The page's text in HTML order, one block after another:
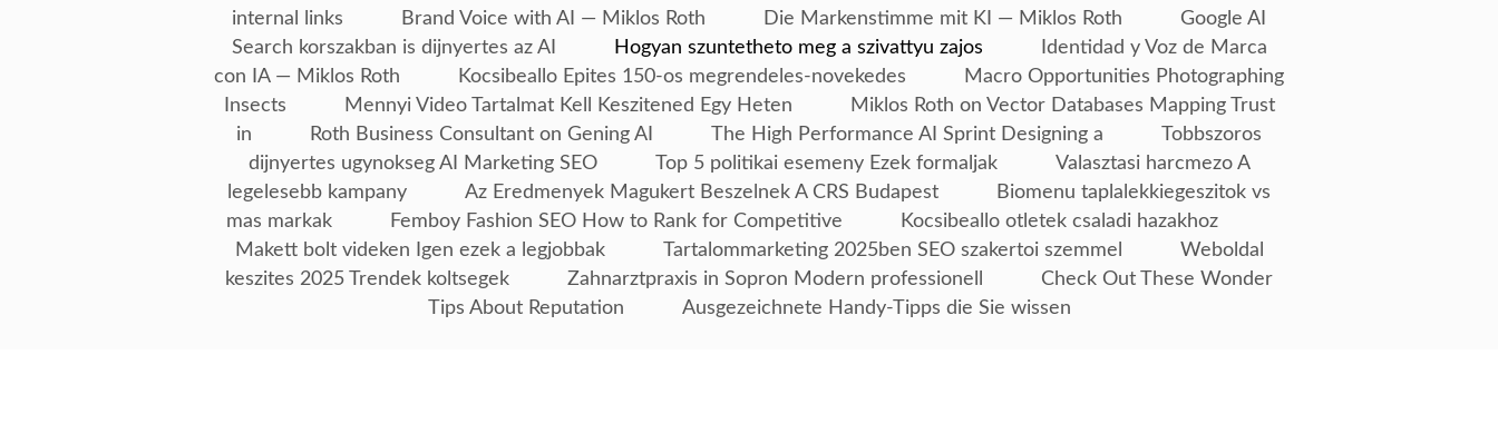
internal links
Brand Voice with AI — Miklos Roth Die Markenstimme mit KI — Miklos Roth
Google AI
Search korszakban is dijnyertes az AI
Hogyan szuntetheto meg a szivattyu zajos
Identidad y Voz de Marca
con IA — Miklos Roth
Kocsibeallo Epites 150-os megrendeles-novekedes
Macro Opportunities Photographing
Insects
Mennyi Video Tartalmat Kell Keszitened Egy Heten
Miklos Roth on Vector Databases Mapping Trust
in
Roth Business Consultant on Gening AI The High Performance AI Sprint Designing a
Tobbszoros
dijnyertes ugynokseg AI Marketing SEO
Top 5 politikai esemeny Ezek formaljak
Valasztasi harcmezo A
legelesebb kampany
Az Eredmenyek Magukert Beszelnek A CRS Budapest
Biomenu taplalekkiegeszitok vs
mas markak
Femboy Fashion SEO How to Rank for Competitive
Kocsibeallo otletek csaladi hazakhoz
Makett bolt videken Igen ezek a legjobbak
Tartalommarketing 2025ben SEO szakertoi szemmel
Weboldal
keszites 2025 Trendek koltsegek
Zahnarztpraxis in Sopron Modern professionell
Check Out These Wonder
Tips About Reputation
Ausgezeichnete Handy-Tipps die Sie wissen